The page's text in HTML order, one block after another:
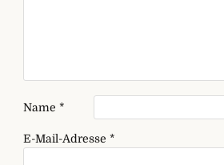
Name *
E-Mail-Adresse *